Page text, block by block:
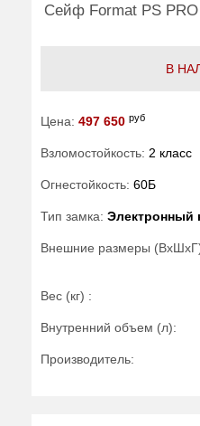
Сейф Format PS PRO
В
Цена: 497 650 руб
Взломостойкость: 2 класс
Огнестойкость: 60Б
Тип замка: Электронный
Внешние размеры
Вес (кг) :
Внутренний объем (л):
Производитель: